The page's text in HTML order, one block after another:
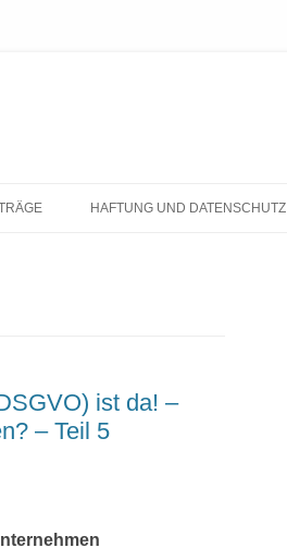
InhaltHAFTUNG UND DATENSCHUTZ
ist da! –
– Teil 5